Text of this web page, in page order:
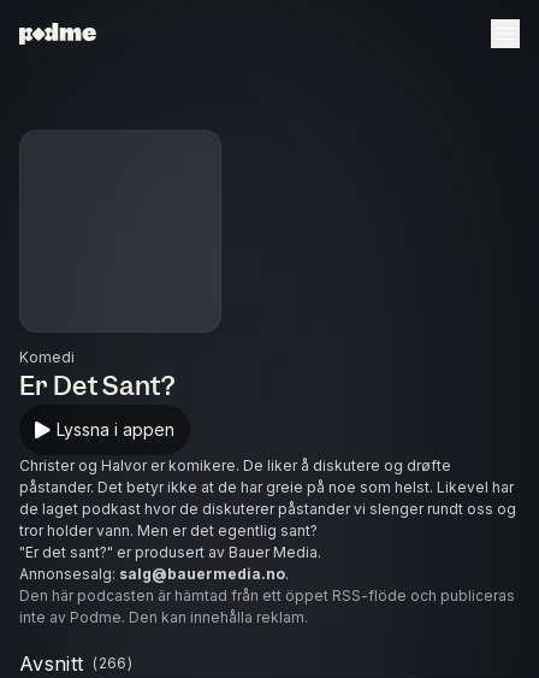
Komedi
Er Det Sant?
Lyssna i appen
Christer og Halvor er komikere. De liker å diskutere og drøfte
påstander. Det betyr ikke at de har greie på noe som helst. Likevel har
de laget podkast hvor de diskuterer påstander vi slenger rundt oss og
tror holder vann. Men er det egentlig sant?
"Er det sant?" er produsert av Bauer Media.
Annonsesalg: salg@bauermedia.no.
Ansvarlig redaktør: Kristoffer Vangen.
Den här podcasten är hämtad från ett öppet RSS-flöde och publiceras
inte av Podme. Den kan innehålla reklam.
Avsnitt (266)